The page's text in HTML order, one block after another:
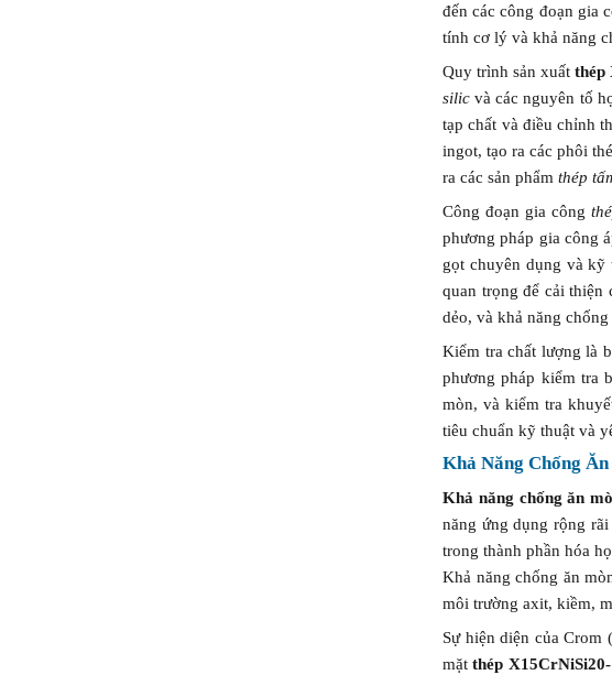
đến các công đoạn gia
tính cơ lý và khả năng
Quy trình sản xuấtthép
silic và các nguyên tố
tạp chất và điều chỉnh
ingot, tạo ra các phôi
ra các sản phẩm thép
Công đoạn gia công
phương pháp gia công
gọt chuyên dụng và kỹ
quan trọng để cải thiện
dẻo, và khả năng
Kiểm tra chất lượng là
phương pháp kiểm tra
mòn, và kiểm tra
tiêu chuẩn kỹ thuật và
Khả Năng Chống
Khả năng chống ăn
năng ứng dụng rộng
trong thành phần hóa
Khả năng chống ăn
môi trường axit, kiềm,
Sự hiện diện của
mặtthép